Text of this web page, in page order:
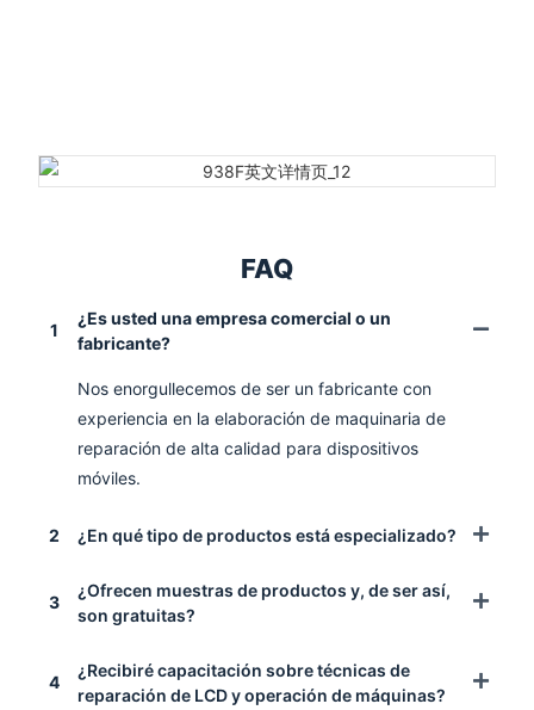
FAQ
1
¿Es usted una empresa comercial o un
fabricante?
Nos enorgullecemos de ser un fabricante con
experiencia en la elaboración de maquinaria de
reparación de alta calidad para dispositivos
móviles.
2 ¿En qué tipo de productos está especializado?
3
¿Ofrecen muestras de productos y, de ser así,
son gratuitas?
4
¿Recibiré capacitación sobre técnicas de
reparación de LCD y operación de máquinas?